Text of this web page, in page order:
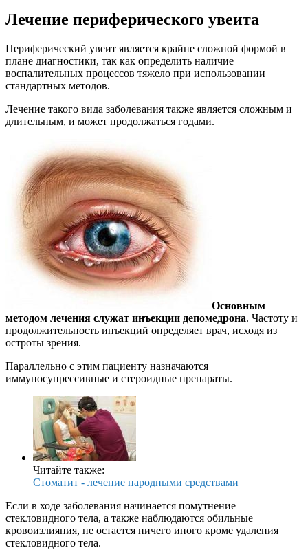
Лечение периферического увеита
Периферический увеит является крайне сложной формой в
плане диагностики, так как определить наличие
воспалительных процессов тяжело при использовании
стандартных методов.
Лечение такого вида заболевания также является сложным и
длительным, и может продолжаться годами.
Основным
методом лечения служат инъекции депомедрона. Частоту и
продолжительность инъекций определяет врач, исходя из
остроты зрения.
Параллельно с этим пациенту назначаются
иммуносупрессивные и стероидные препараты.
Читайте также:
Стоматит - лечение народными средствами
Если в ходе заболевания начинается помутнение
стекловидного тела, а также наблюдаются обильные
кровоизлияния, не остается ничего иного кроме удаления
стекловидного тела.